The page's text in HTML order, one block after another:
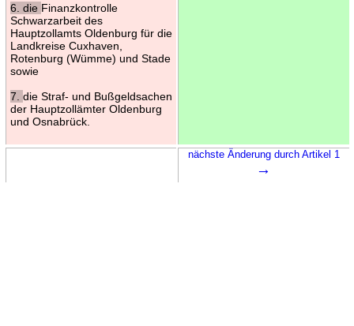
6. die Finanzkontrolle
Schwarzarbeit des
Hauptzollamts Oldenburg für die
Landkreise Cuxhaven,
Rotenburg (Wümme) und Stade
sowie
7. die Straf- und Bußgeldsachen
der Hauptzollämter Oldenburg
und Osnabrück.
nächste Änderung durch Artikel 1
→